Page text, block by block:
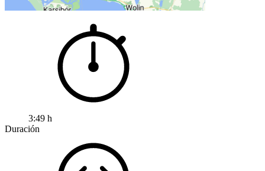
3:49 h
Duración